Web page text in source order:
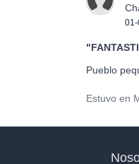
Pueblo
Estuvo en